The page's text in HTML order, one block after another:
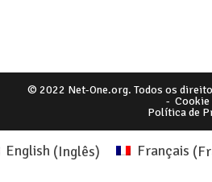
© 2022 Net-One.org. Todos os
-
Política de
English (Inglês) Français (